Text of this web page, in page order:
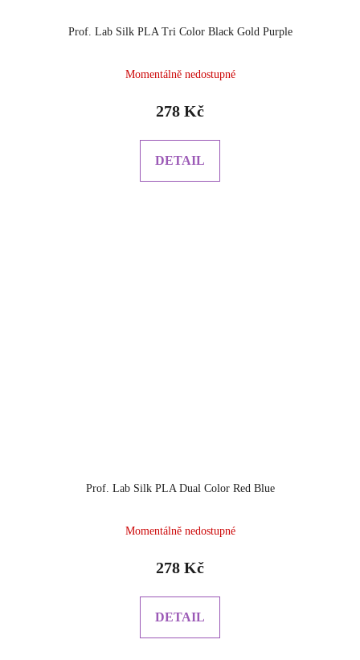
Prof. Lab Silk PLA Tri Color Black Gold Purple
Momentálně nedostupné
278 Kč
DETAIL
Prof. Lab Silk PLA Dual Color Red Blue
Momentálně nedostupné
278 Kč
DETAIL